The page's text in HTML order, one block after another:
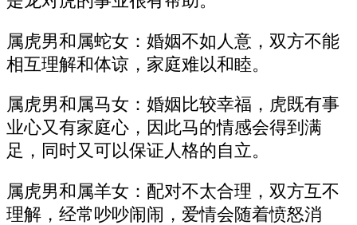
属虎男和属蛇女：婚姻不如人意，双方不能
相互理解和体谅，家庭难以和睦。
属虎男和属马女：婚姻比较幸福，虎既有事
业心又有家庭心，因此马的情感会得到满
足，同时又可以保证人格的自立。
属虎男和属羊女：配对不太合理，双方互不
理解，经常吵吵闹闹，爱情会随着愤怒消